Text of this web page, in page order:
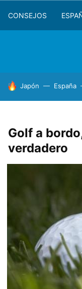
CONSEJOS
HOY SE HABLA DE
Japón España
Golf a
verdadero